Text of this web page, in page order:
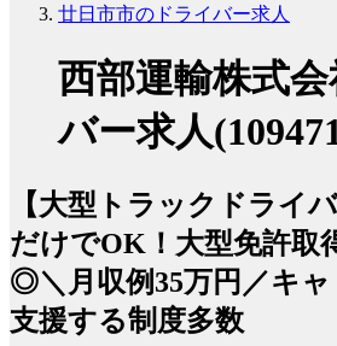
廿日市市のドライバー求人
西部運輸株式
バー求人
【大型トラックドライ
だけでOK！大型免許取
◎＼月収例35万円／キ
支援する制度多数